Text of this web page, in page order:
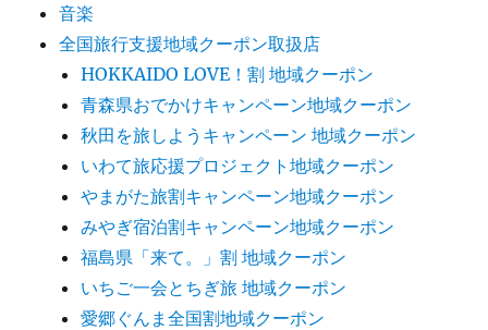
音楽
全国旅行支援地域クーポン取扱店
HOKKAIDO LOVE！割 地域クーポン
青森県おでかけキャンペーン地域クーポン
秋田を旅しようキャンペーン 地域クーポン
いわて旅応援プロジェクト地域クーポン
やまがた旅割キャンペーン地域クーポン
みやぎ宿泊割キャンペーン地域クーポン
福島県「来て。」割 地域クーポン
いちご一会とちぎ旅 地域クーポン
愛郷ぐんま全国割地域クーポン